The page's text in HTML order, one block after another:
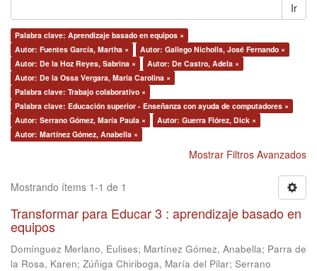
Ir
Palabra clave: Aprendizaje basado en equipos ×
Autor: Fuentes García, Martha ×
Autor: Gallego Nicholls, José Fernando ×
Autor: De la Hoz Reyes, Sabrina ×
Autor: De Castro, Adela ×
Autor: De la Ossa Vergara, María Carolina ×
Palabra clave: Trabajo colaborativo ×
Palabra clave: Educación superior - Enseñanza con ayuda de computadores ×
Autor: Serrano Gómez, María Paula ×
Autor: Guerra Flórez, Dick ×
Autor: Martínez Gómez, Anabella ×
Mostrar Filtros Avanzados
Mostrando ítems 1-1 de 1
Transformar para Educar 3 : aprendizaje basado en
equipos
Domínguez Merlano, Eulises; Martínez Gómez, Anabella; Parra de
la Rosa, Karen; Zúñiga Chiriboga, María del Pilar; Serrano